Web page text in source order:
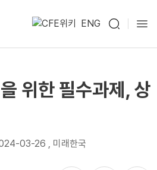
ENG
위한 필수과제, 상
03-26 , 미래한국